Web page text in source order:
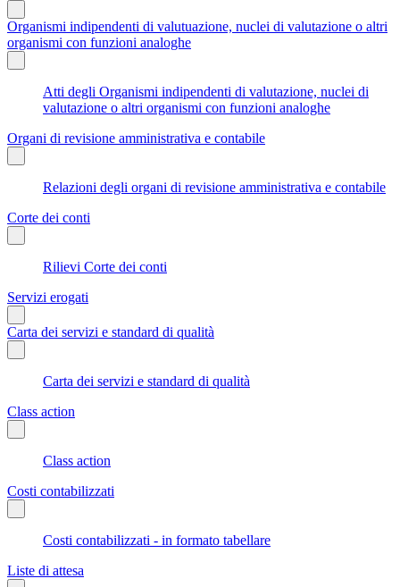
Organismi indipendenti di valutuazione, nuclei di valutazione o altri
organismi con funzioni analoghe
Atti degli Organismi indipendenti di valutazione, nuclei di
valutazione o altri organismi con funzioni analoghe
Organi di revisione amministrativa e contabile
Relazioni degli organi di revisione amministrativa e contabile
Corte dei conti
Rilievi Corte dei conti
Servizi erogati
Carta dei servizi e standard di qualità
Carta dei servizi e standard di qualità
Class action
Class action
Costi contabilizzati
Costi contabilizzati - in formato tabellare
Liste di attesa